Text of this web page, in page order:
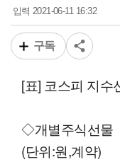
입력2021-06-11 16:32
구독
[표] 코스피 지수
◇개별주식선물
(단위:원,계약)